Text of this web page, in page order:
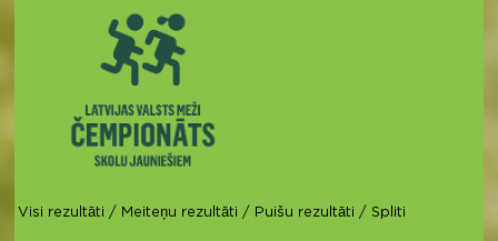
Visi rezultāti / Meiteņu rezultāti / Puišu rezultāti / Spliti